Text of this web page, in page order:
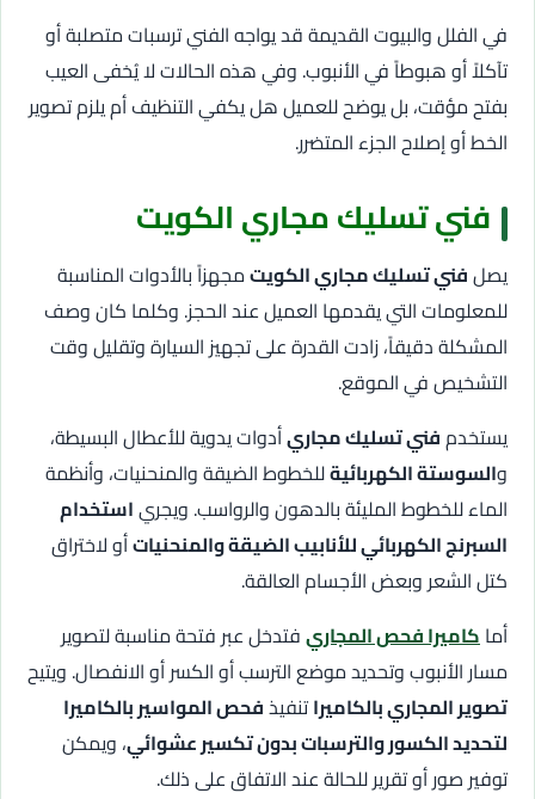
في الفلل والبيوت القديمة قد يواجه الفني ترسبات متصلبة أو
تآكلاً أو هبوطاً في الأنبوب. وفي هذه الحالات لا يُخفى العيب
بفتح مؤقت، بل يوضح للعميل هل يكفي التنظيف أم يلزم تصوير
الخط أو إصلاح الجزء المتضرر.
فني تسليك مجاري الكويت
يصلفني تسليك مجاري الكويتمجهزاً بالأدوات المناسبة
للمعلومات التي يقدمها العميل عند الحجز. وكلما كان وصف
المشكلة دقيقاً، زادت القدرة على تجهيز السيارة وتقليل وقت
التشخيص في الموقع.
يستخدمفني تسليك مجاريأدوات يدوية للأعطال البسيطة،
والسوستة الكهربائيةللخطوط الضيقة والمنحنيات، وأنظمة
الماء للخطوط المليئة بالدهون والرواسب. ويجرياستخدام
السبرنج الكهربائي للأنابيب الضيقة والمنحنياتأو لاختراق
كتل الشعر وبعض الأجسام العالقة.
أماكاميرا فحص المجاريفتدخل عبر فتحة مناسبة لتصوير
مسار الأنبوب وتحديد موضع الترسب أو الكسر أو الانفصال. ويتيح
تصوير المجاري بالكاميراتنفيذفحص المواسير بالكاميرا
لتحديد الكسور والترسبات بدون تكسير عشوائي، ويمكن
توفير صور أو تقرير للحالة عند الاتفاق على ذلك.